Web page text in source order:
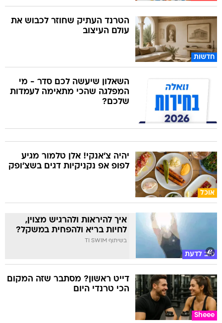
חדשות
הטרנד העתיק שחוזר לכבוש את
עולם העיצוב
השאלון שיעשה לכם סדר - מי
המפלגה שהכי מתאימה לעמדות
שלכם?
אוכל
יהיה צ'אנקי! אלן טלמור מגיע
לפופ אפ נקניקיות דגים בשצ'ופק
טוב לדעת
איך להיראות ולהרגיש מצוין,
לחיות בריא ולהפחית במשקל?
בשיתוף TI SWIM
Sheee
דייט ראשון? מסתבר שזה המקום
הכי טרנדי היום